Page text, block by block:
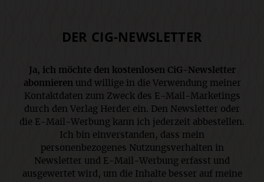
DER CIG-NEWSLETTER
Ja, ich möchte den kostenlosen CiG-Newsletter
abonnierenund willige in die Verwendung meiner
Kontaktdaten zum Zweck des E-Mail-Marketings
durch den Verlag Herder ein. Den Newsletter oder
die E-Mail-Werbung kann ich jederzeit abbestellen.
Ich bin einverstanden, dass mein
personenbezogenes Nutzungsverhalten in
Newsletter und E-Mail-Werbung erfasst und
ausgewertet wird, um die Inhalte besser auf meine